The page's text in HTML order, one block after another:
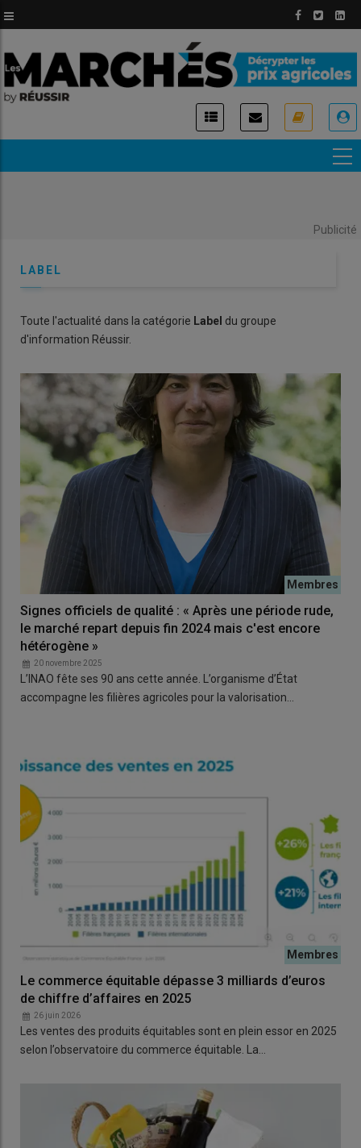
au
principal
Publicité
LABEL
Toute l'actualité dans la catégorie Label du groupe
d'information Réussir.
Signes officiels de qualité : « Après une période rude,
le marché repart depuis fin 2024 mais c'est encore
hétérogène »
20 novembre 2025
L’INAO fête ses 90 ans cette année. L’organisme d’État
accompagne les filières agricoles pour la valorisation…
Le commerce équitable dépasse 3 milliards d’euros
de chiffre d’affaires en 2025
26 juin 2026
Les ventes des produits équitables sont en plein essor en 2025
selon l’observatoire du commerce équitable. La…